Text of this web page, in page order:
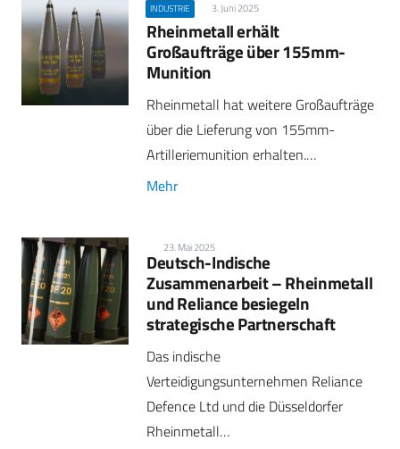
INDUSTRIE 3. Juni 2025
Rheinmetall erhält
Großaufträge über 155mm-
Munition
Rheinmetall hat weitere Großaufträge
über die Lieferung von 155mm-
Artilleriemunition erhalten.…
Mehr
23. Mai 2025
Deutsch-Indische
Zusammenarbeit – Rheinmetall
und Reliance besiegeln
strategische Partnerschaft
Das indische
Verteidigungsunternehmen Reliance
Defence Ltd und die Düsseldorfer
Rheinmetall…